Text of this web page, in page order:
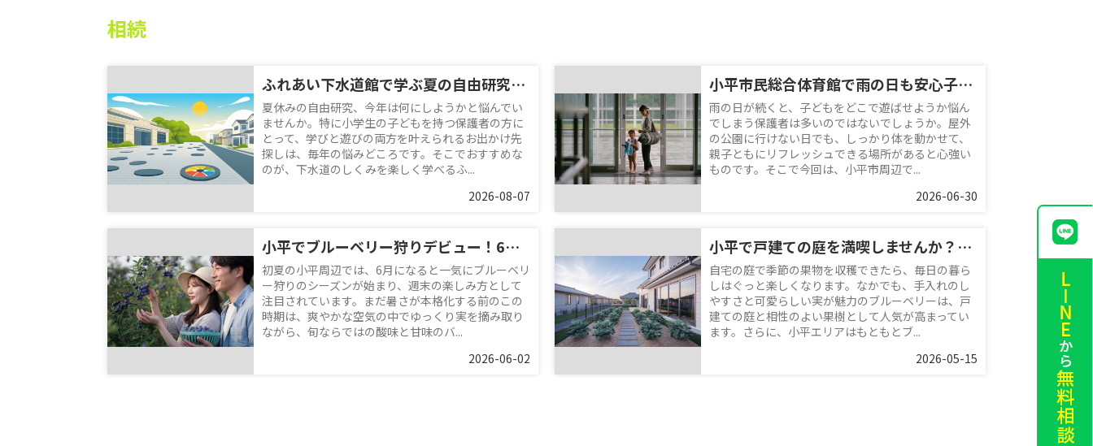
相続
ふれあい下水道館で学ぶ夏の自由研究！小学生におすすめの親子お出かけスポット
夏休みの自由研究、今年は何にしようかと悩んでい
ませんか。特に小学生の子どもを持つ保護者の方に
とって、学びと遊びの両方を叶えられるお出かけ先
探しは、毎年の悩みどころです。そこでおすすめな
のが、下水道のしくみを楽しく学べるふ...
2026-08-07
小平市民総合体育館で雨の日も安心子連れレジャー！周辺情報と便利な利用のコツを紹介
雨の日が続くと、子どもをどこで遊ばせようか悩ん
でしまう保護者は多いのではないでしょうか。屋外
の公園に行けない日でも、しっかり体を動かせて、
親子ともにリフレッシュできる場所があると心強い
ものです。そこで今回は、小平市周辺で...
2026-06-30
小平でブルーベリー狩りデビュー！6月の味わい方と周辺スポット紹介
初夏の小平周辺では、6月になると一気にブルーベリ
ー狩りのシーズンが始まり、週末の楽しみ方として
注目されています。まだ暑さが本格化する前のこの
時期は、爽やかな空気の中でゆっくり実を摘み取り
ながら、旬ならではの酸味と甘味のバ...
2026-06-02
小平で戸建ての庭を満喫しませんか？ブルーベリー栽培で季節の果物収穫を楽しむ暮らし
自宅の庭で季節の果物を収穫できたら、毎日の暮ら
しはぐっと楽しくなります。なかでも、手入れのし
やすさと可愛らしい実が魅力のブルーベリーは、戸
建ての庭と相性のよい果樹として人気が高まってい
ます。さらに、小平エリアはもともとブ...
2026-05-15